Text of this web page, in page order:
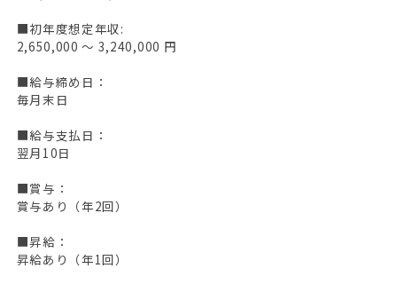
■初年度想定年収:
2,650,000 〜 3,240,000 円
■給与締め日：
毎月末日
■給与支払日：
翌月10日
■賞与：
賞与あり（年2回）
■昇給：
昇給あり（年1回）